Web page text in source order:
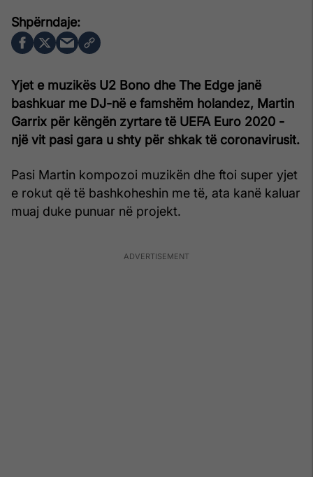
Yjet e muzikës U2 Bono dhe The Edge janë
bashkuar me DJ-në e famshëm holandez, Martin
Garrix për këngën zyrtare të UEFA Euro 2020 -
një vit pasi gara u shty për shkak të coronavirusit.
Pasi Martin kompozoi muzikën dhe ftoi super yjet
e rokut që të bashkoheshin me të, ata kanë kaluar
muaj duke punuar në projekt.